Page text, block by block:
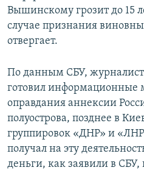
Вышинскому грозит до 15
случае признания
отвергает.
По данным СБУ,
готовил информационные
оправдания аннексии
полуострова, позднее в
группировок «ДНР» и
получал на эту
деньги, как заявили в СБУ,